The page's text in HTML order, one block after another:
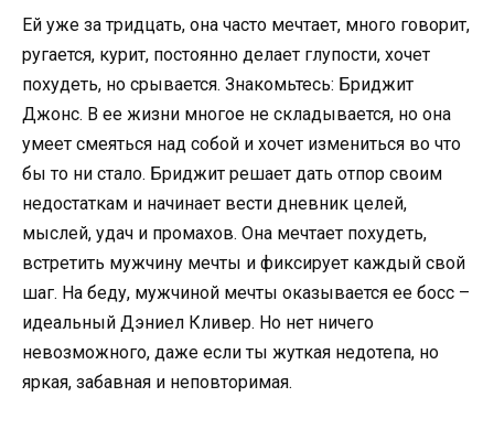
Ей уже за тридцать, она часто мечтает, много говорит,
ругается, курит, постоянно делает глупости, хочет
похудеть, но срывается. Знакомьтесь: Бриджит
Джонс. В ее жизни многое не складывается, но она
умеет смеяться над собой и хочет измениться во что
бы то ни стало. Бриджит решает дать отпор своим
недостаткам и начинает вести дневник целей,
мыслей, удач и промахов. Она мечтает похудеть,
встретить мужчину мечты и фиксирует каждый свой
шаг. На беду, мужчиной мечты оказывается ее босс –
идеальный Дэниел Кливер. Но нет ничего
невозможного, даже если ты жуткая недотепа, но
яркая, забавная и неповторимая.